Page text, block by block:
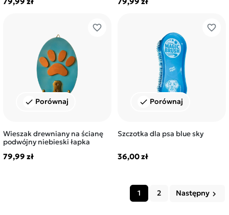
favorite_border
check Porównaj
Wieszak drewniany na ścianę
podwójny niebieski łapka
79,99 zł
favorite_border
check Porównaj
Szczotka dla psa blue sky
36,00 zł
1 2 Następny keyboard_arrow_right